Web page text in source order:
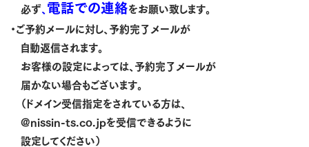
必ず 電話での連絡をお願い致します。
・ご予約メールに対し、予約完了メールが
自動返信されます。
お客様の設定によっては、予約完了メールが
届かない場合もございます。
（ドメイン受信指定をされている方は、
@nissin-ts.co.jpを受信できるように
設定してください）